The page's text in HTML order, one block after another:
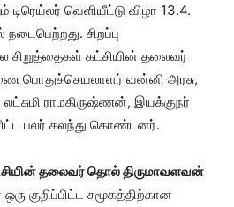
வெளியீட்டு விழா 13.4.
சிறப்பு
சிறுத்தைகள் கட்சியின் தலைவர்
பொதுச்செயலாளர் வன்னி அரசு,
ராமகிருஷ்ணன், இயக்குநர்
பலர் கலந்து கொண்டனர்.
தலைவர் தொல் திருமாவளவன்
குறிப்பிட்ட சமூகத்திற்கான